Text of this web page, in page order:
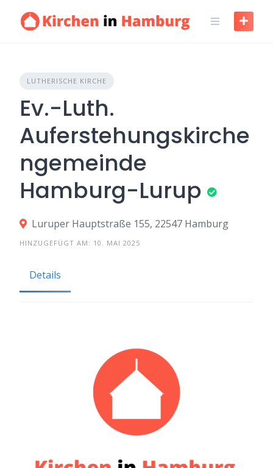
LUTHERISCHE KIRCHE
Ev.-Luth.
Auferstehungskirche
ngemeinde
Hamburg-Lurup
Luruper Hauptstraße 155, 22547 Hamburg
HINZUGEFÜGT AM: 10. MAI 2025
Details